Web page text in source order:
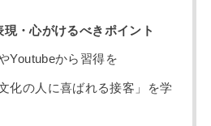
・心がけるべきポイント
Youtubeから習得を
化の人に喜ばれる接客」を学